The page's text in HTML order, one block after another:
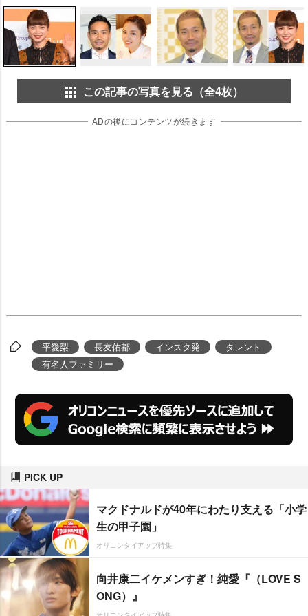
この記事の写真を見る（全4枚）
ADの後にコンテンツが続きます
平愛梨 長友佑都 インスタ発
タレント
有名人ファミリー
PICK UP
マクドナルドが40年にわたり支える「小学
生の甲子園」
オリコンタイアップ特集
向井康二イケメンすぎ！純愛『（LOVE S
ONG）』